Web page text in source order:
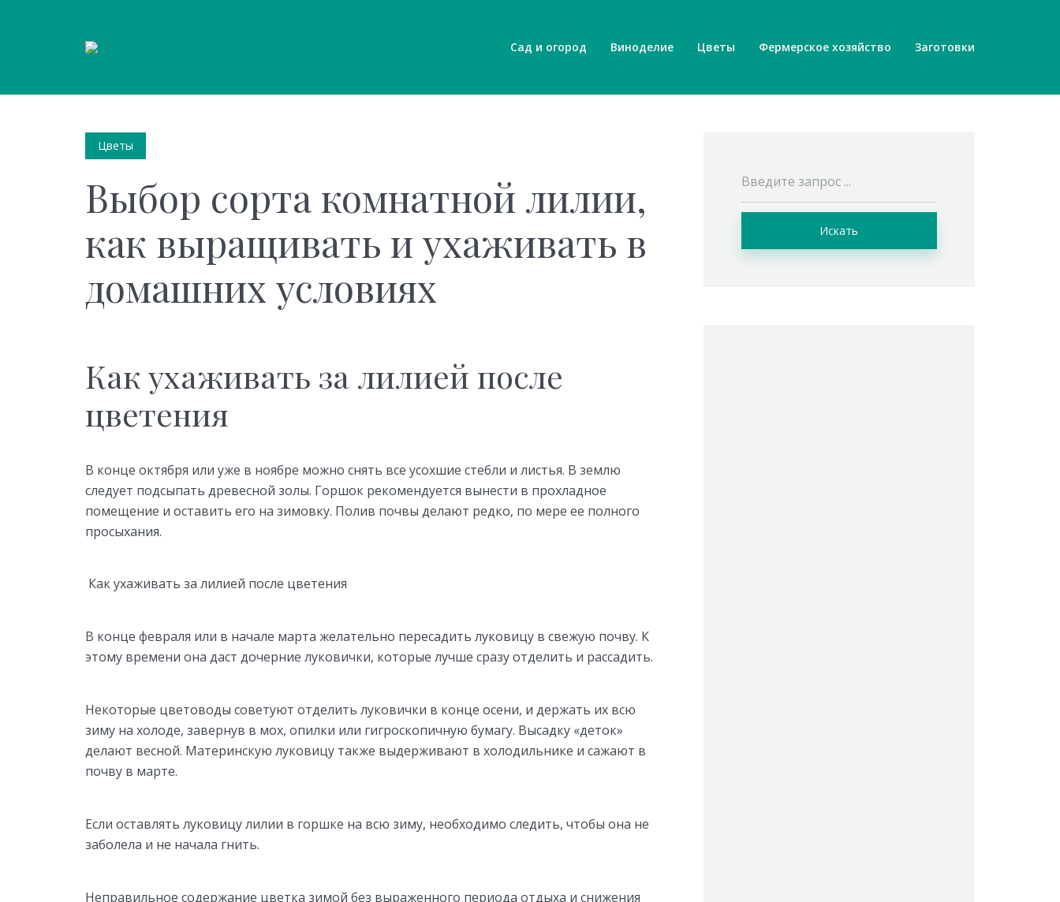
Сад и огород Виноделие Цветы Фермерское хозяйство Заготовки
Цветы
Выбор сорта комнатной лилии,
как выращивать и ухаживать в
домашних условиях
Как ухаживать за лилией после
цветения
В конце октября или уже в ноябре можно снять все усохшие стебли и листья. В землю
следует подсыпать древесной золы. Горшок рекомендуется вынести в прохладное
помещение и оставить его на зимовку. Полив почвы делают редко, по мере ее полного
просыхания.
Как ухаживать за лилией после цветения
В конце февраля или в начале марта желательно пересадить луковицу в свежую почву. К
этому времени она даст дочерние луковички, которые лучше сразу отделить и рассадить.
Некоторые цветоводы советуют отделить луковички в конце осени, и держать их всю
зиму на холоде, завернув в мох, опилки или гигроскопичную бумагу. Высадку «деток»
делают весной. Материнскую луковицу также выдерживают в холодильнике и сажают в
почву в марте.
Если оставлять луковицу лилии в горшке на всю зиму, необходимо следить, чтобы она не
заболела и не начала гнить.
Неправильное содержание цветка зимой без выраженного периода отдыха и снижения
Искать